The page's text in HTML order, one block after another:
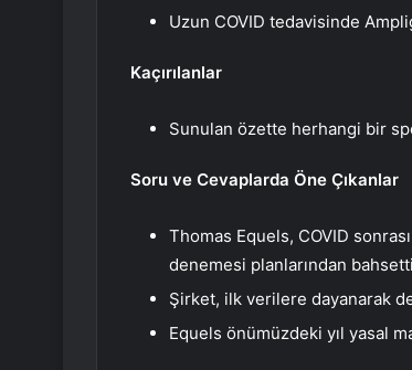
Uzun COVID tedavisinde
Kaçırılanlar
Sunulan özette herhangi bir
Soru ve Cevaplarda Öne Çıkanlar
Thomas Equels, COVID
denemesi planlarından
Şirket, ilk verilere dayanarak
Equels önümüzdeki yıl yasal